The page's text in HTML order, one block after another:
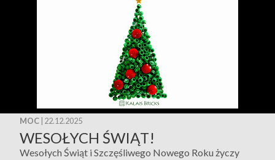
MOC | 22.12.2025
WESOŁYCH ŚWIĄT!
Wesołych Świąt i Szczęśliwego Nowego Roku życzy